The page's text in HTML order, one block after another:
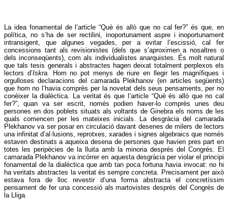
La idea fonamental de l’article “Què és allò que no cal fer?” és que, en
política, no s’ha de ser rectilini, inoportunament aspre i inoportunament
intransigent, que algunes vegades, per a evitar l’escissió, cal fer
concessions tant als revisionistes (dels que s’aproximen a nosaltres o
dels inconseqüents), com als individualistes anarquistes. És molt natural
que tals tesis generals i abstractes hagen deixat totalment perplexos els
lectors d’Iskra.
Hom no pot menys de riure en llegir les magnífiques i
orgulloses declaracions del camarada Plekhanov (en articles següents)
que hom no l’havia comprès per la novetat dels seus pensaments, per no
conèixer la dialèctica. La veritat és que l’article “Què és allò que no cal
fer?”, quan va ser escrit, només podien haver-lo comprès unes deu
persones en dos poblets situats als voltants de Ginebra els noms de les
quals comencen per les mateixes inicials. La desgràcia del camarada
Plekhanov va ser posar en circulació davant desenes de milers de lectors
una infinitat d’al·lusions, reprotxes, xarades i signes algebraics que només
estaven destinats a aqueixa desena de persones que havien pres part en
totes les peripècies de la lluita amb la minoria després del Congrés. El
camarada Plekhanov va incórrer en aquesta desgràcia per violar el principi
fonamental de la dialèctica que amb tan poca fortuna havia invocat: no hi
ha veritats abstractes la veritat és sempre concreta. Precisament per això
estava fora de lloc revestir d’una forma abstracta el concretíssim
pensament de fer una concessió als martovistes després del Congrés de
la Lliga.